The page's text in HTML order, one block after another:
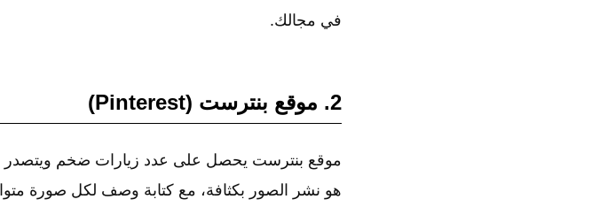
في مجالك.
2. موقع بنترست (Pinterest)
موقع بنترست يحصل على عدد زيارات ضخم ويتصدر